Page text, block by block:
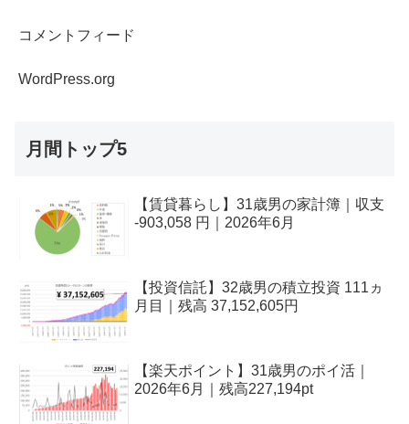
コメントフィード
WordPress.org
月間トップ5
【賃貸暮らし】31歳男の家計簿｜収支
-903,058 円｜2026年6月
【投資信託】32歳男の積立投資 111ヵ
月目｜残高 37,152,605円
【楽天ポイント】31歳男のポイ活｜
2026年6月｜残高227,194pt